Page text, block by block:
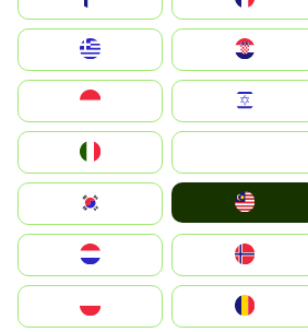
Magyarország
South Korea